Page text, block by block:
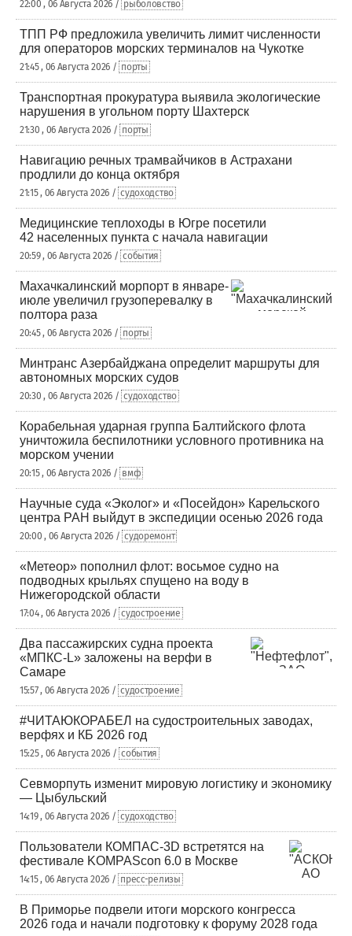
22:00 , 06 Августа 2026 / рыболовство
ТПП РФ предложила увеличить лимит численности
для операторов морских терминалов на Чукотке
21:45 , 06 Августа 2026 / порты
Транспортная прокуратура выявила экологические
нарушения в угольном порту Шахтерск
21:30 , 06 Августа 2026 / порты
Навигацию речных трамвайчиков в Астрахани
продлили до конца октября
21:15 , 06 Августа 2026 / судоходство
Медицинские теплоходы в Югре посетили
42 населенных пункта с начала навигации
20:59 , 06 Августа 2026 / события
Махачкалинский морпорт в январе-
июле увеличил грузоперевалку в
полтора раза
20:45 , 06 Августа 2026 / порты
Минтранс Азербайджана определит маршруты для
автономных морских судов
20:30 , 06 Августа 2026 / судоходство
Корабельная ударная группа Балтийского флота
уничтожила беспилотники условного противника на
морском учении
20:15 , 06 Августа 2026 / вмф
Научные суда «Эколог» и «Посейдон» Карельского
центра РАН выйдут в экспедиции осенью 2026 года
20:00 , 06 Августа 2026 / судоремонт
«Метеор» пополнил флот: восьмое судно на
подводных крыльях спущено на воду в
Нижегородской области
17:04 , 06 Августа 2026 / судостроение
Два пассажирских судна проекта
«МПКС-L» заложены на верфи в
Самаре
15:57 , 06 Августа 2026 / судостроение
#ЧИТАЮКОРАБЕЛ на судостроительных заводах,
верфях и КБ 2026 год
15:25 , 06 Августа 2026 / события
Севморпуть изменит мировую логистику и экономику
— Цыбульский
14:19 , 06 Августа 2026 / судоходство
Пользователи КОМПАС-3D встретятся на
фестивале KOMPAScon 6.0 в Москве
14:15 , 06 Августа 2026 / пресс-релизы
В Приморье подвели итоги морского конгресса
2026 года и начали подготовку к форуму 2028 года